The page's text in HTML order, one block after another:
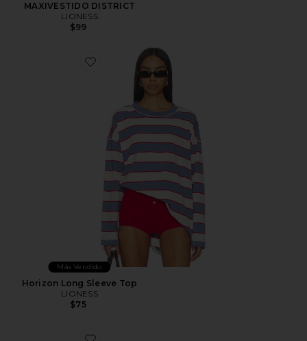
MAXIVESTIDO DISTRICT
LIONESS
$99
Favorite Horizon Long Sleeve Top
Más Vendido
Horizon Long Sleeve Top
LIONESS
$75